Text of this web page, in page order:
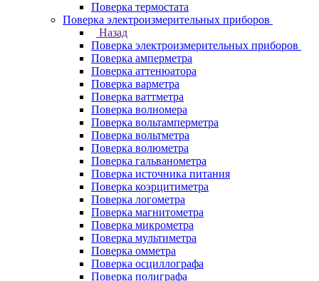
Поверка термостата
Поверка электроизмерительных приборов
Назад
Поверка электроизмерительных приборов
Поверка амперметра
Поверка аттенюатора
Поверка варметра
Поверка ваттметра
Поверка волномера
Поверка вольтамперметра
Поверка вольтметра
Поверка волюметра
Поверка гальванометра
Поверка источника питания
Поверка коэрцитиметра
Поверка логометра
Поверка магнитометра
Поверка микрометра
Поверка мультиметра
Поверка омметра
Поверка осциллографа
Поверка полиграфа